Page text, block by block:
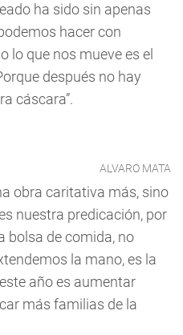
ha sido sin apenas
hacer con
lo que nos mueve es el
después no hay
cáscara”.
ALVARO MATA
obra caritativa más, sino
nuestra predicación, por
bolsa de comida, no
la mano, es la
año es aumentar
más familias de la